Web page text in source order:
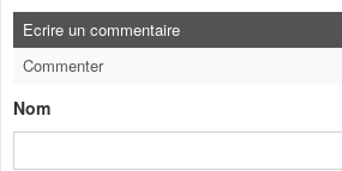
Ecrire un commentaire
Commenter
Nom